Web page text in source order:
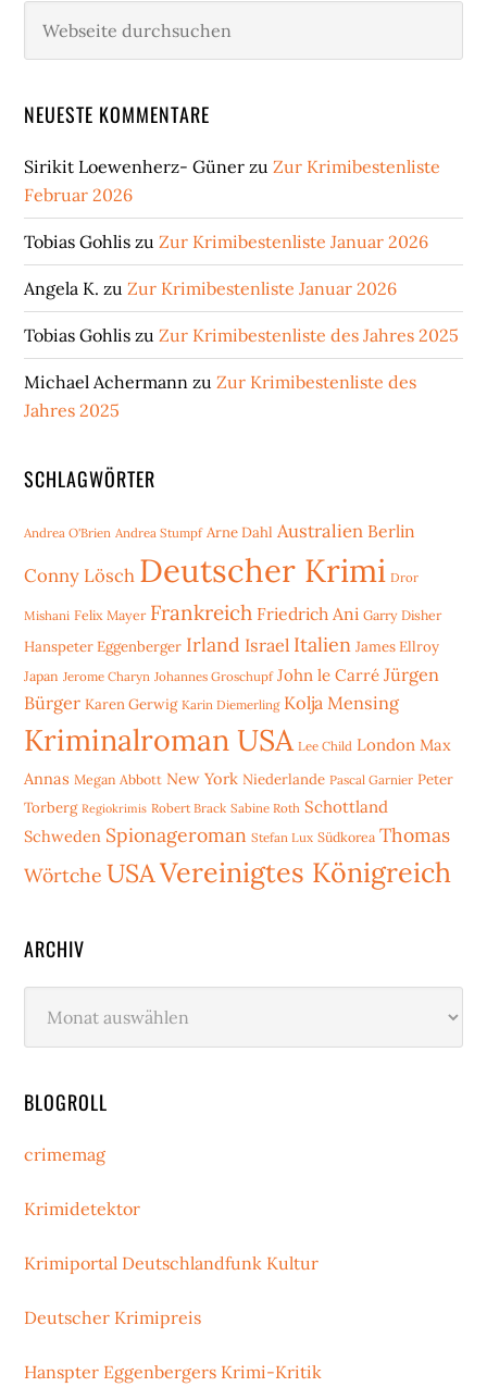
durchsuchen
NEUESTE KOMMENTARE
Sirikit Loewenherz- Güner zuZur Krimibestenliste
Februar 2026
Tobias Gohlis zuZur Krimibestenliste Januar 2026
Angela K. zuZur Krimibestenliste Januar 2026
Tobias Gohlis zuZur Krimibestenliste des Jahres 2025
Michael Achermann zuZur Krimibestenliste des
Jahres 2025
SCHLAGWÖRTER
Andrea O'Brien Andrea Stumpf Arne Dahl Australien Berlin
Conny Lösch Deutscher Krimi Dror
Mishani Felix Mayer Frankreich Friedrich Ani Garry Disher
Hanspeter Eggenberger Irland Israel Italien James Ellroy
Japan Jerome Charyn Johannes Groschupf John le Carré Jürgen
Bürger Karen Gerwig Karin Diemerling Kolja Mensing
Kriminalroman USA Lee Child London Max
Annas Megan Abbott New York Niederlande Pascal Garnier Peter
Torberg Regiokrimis Robert Brack Sabine Roth Schottland
Schweden Spionageroman Stefan Lux Südkorea Thomas
Wörtche USAVereinigtes Königreich
ARCHIV
BLOGROLL
crimemag
Krimidetektor
Krimiportal Deutschlandfunk Kultur
Deutscher Krimipreis
Hanspter Eggenbergers Krimi-Kritik